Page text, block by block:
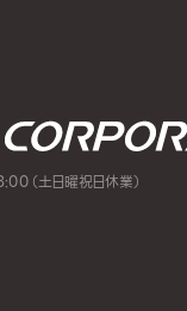
（土日曜祝日休業）